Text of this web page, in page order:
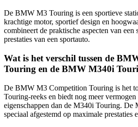
De BMW M3 Touring is een sportieve
krachtige motor, sportief design en
combineert de praktische aspecten van een
prestaties van een sportauto.
Wat is het verschil tussen de
Touring en de BMW M340i
De BMW M3 Competition Touring is het
Touring-reeks en biedt nog meer vermogen
eigenschappen dan de M340i Touring. De
speciaal afgestemd op maximale prestaties